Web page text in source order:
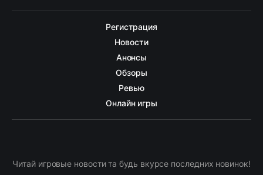
Регистрация
Новости
Анонсы
Обзоры
Ревью
Онлайн игры
Читай игровые новости та будь вкурсе последних новинок!